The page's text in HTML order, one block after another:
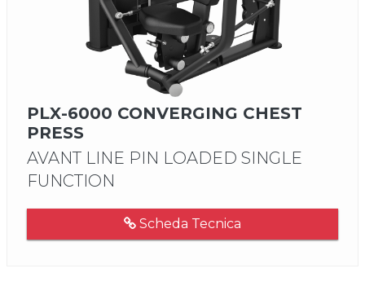
PLX-6000 CONVERGING CHEST
PRESS
AVANT LINE PIN LOADED SINGLE
FUNCTION
Scheda Tecnica